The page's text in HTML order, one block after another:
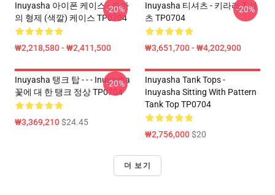
Inuyasha 아이폰 케이스 - 도가
의 형제 (색깔) 케이스 TP0704
₩2,218,580 - ₩2,411,500
-20%
Inuyasha 티셔츠 - 키라라 T 셔
츠 TP0704
₩3,651,700 - ₩4,202,900
-20%
Inuyasha 탱크 탑 - - - Inuyasha
꽃에 대 한 탱크 정상 TP0704
₩3,369,210$24.45
-20%
Inuyasha Tank Tops -
Inuyasha Sitting With Pattern
Tank Top TP0704
₩2,756,000$20
더 보기